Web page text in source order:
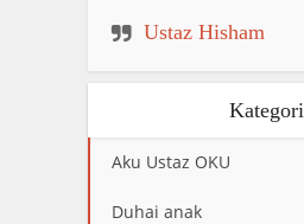
Ustaz Hisham
Kategori
Aku Ustaz OKU
Duhai anak